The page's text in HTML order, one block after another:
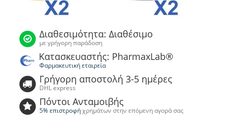
Διαθεσιμότητα: Διαθέσιμο
με γρήγορη παράδοση
Κατασκευαστής: PharmaxLab®
Φαρμακευτική εταιρεία
Γρήγορη αποστολή 3-5 ημέρες
DHL express
Πόντοι Ανταμοιβής
5% επιστροφήχρημάτων στην επόμενη αγορά σας